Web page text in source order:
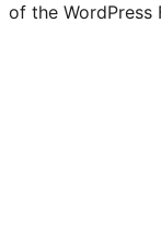
of the WordPress